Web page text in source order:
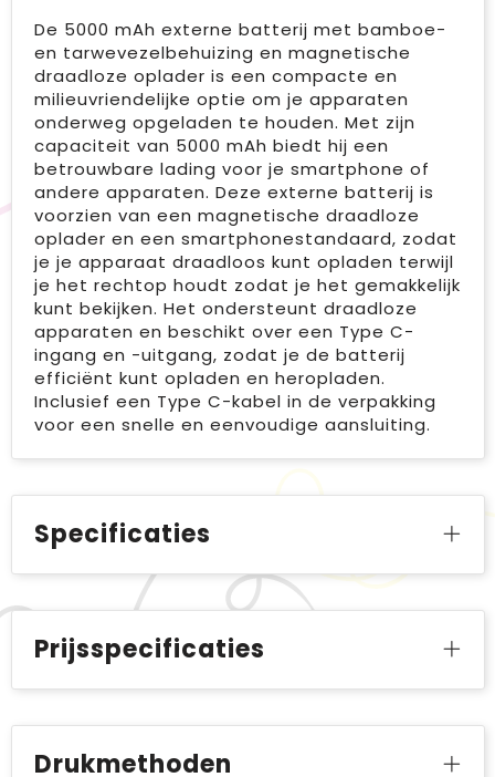
De 5000 mAh externe batterij met bamboe-
en tarwevezelbehuizing en magnetische
draadloze oplader is een compacte en
milieuvriendelijke optie om je apparaten
onderweg opgeladen te houden. Met zijn
capaciteit van 5000 mAh biedt hij een
betrouwbare lading voor je smartphone of
andere apparaten. Deze externe batterij is
voorzien van een magnetische draadloze
oplader en een smartphonestandaard, zodat
je je apparaat draadloos kunt opladen terwijl
je het rechtop houdt zodat je het gemakkelijk
kunt bekijken. Het ondersteunt draadloze
apparaten en beschikt over een Type C-
ingang en -uitgang, zodat je de batterij
efficiënt kunt opladen en heropladen.
Inclusief een Type C-kabel in de verpakking
voor een snelle en eenvoudige aansluiting.
Specificaties
Prijsspecificaties
Drukmethoden